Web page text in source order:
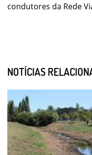
condutores da Rede
NOTÍCIAS